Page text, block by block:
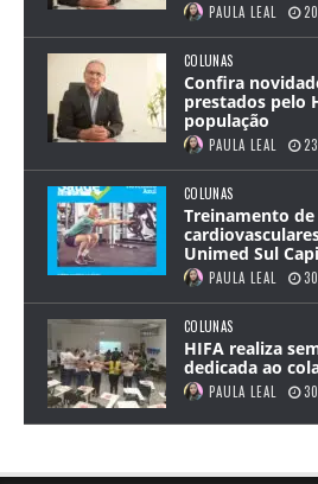
PAULA LEAL
COLUNAS
Confira
prestados pelo
população
PAULA LEAL
COLUNAS
Treinamento
Unimed Sul
PAULA LEAL
COLUNAS
HIFA realiza
dedicada ao
PAULA LEAL